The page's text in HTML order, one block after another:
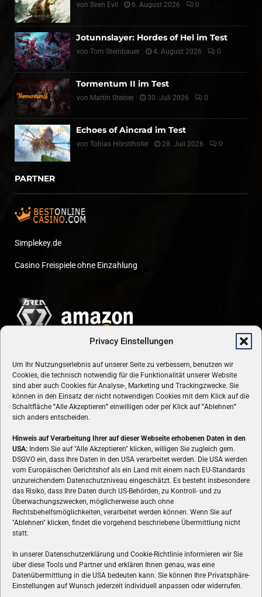
Privacy Einstellungen
Um Ihr Nutzungserlebnis auf unserer Seite zu verbessern, benutzen wir
Cookies, die technisch notwendig für die Funktionalität unserer Website
sind aber auch Cookies für Analyse-, Marketing und Trackingzwecke. Sie
können in den Einsatz der nicht notwendigen Cookies mit dem Klick auf die
Schaltfläche "Alle Akzeptieren" einwilligen oder per Klick auf"Ablehnen"
sich anders entscheiden.
Hinweis auf Verarbeitung Ihrer auf dieser Webseite erhobenen Daten in den
USA: Indem Sie auf "Alle Akzeptieren" klicken, willigen Sie zugleich gem.
DSGVO ein, dass Ihre Daten in den USA verarbeitet werden. Die USA werden
vom Europäischen Gerichtshof als ein Land mit einem nach EU-Standards
unzureichendem Datenschutzniveau eingeschätzt. Es besteht insbesondere
das Risiko, dass Ihre Daten durch US-Behörden, zu Kontroll- und zu
Überwachungszwecken, möglicherweise auch ohne
Rechtsbehelfsmöglichkeiten, verarbeitet werden können. Wenn Sie auf
"Ablehnen" klicken, findet die vorgehend beschriebene Übermittlung nicht
statt.
In unserer Datenschutzerklärung und Cookie-Richtlinie informieren wir Sie
über diese Tools und Partner und erklären Ihnen genau, was eine
Datenübermittlung in die USA bedeuten kann. Sie können Ihre Privatsphäre-
Einstellungen auf Wunsch jederzeit individuell anpassen oder widerrufen.
von Sven Evil 6. August 2026 0
Jotunnslayer: Hordes of Hel im Test
von Tom Steinbauer 4. August 2026 0
Tormentum II im Test
von Martin Steiner 30. Juli 2026 0
Echoes of Aincrad im Test
von Tobias Hörstlhofer 28. Juli 2026 0
PARTNER
Simplekey.de
Casino Freispiele ohne Einzahlung
ÜBER UNS
VON GAMERN, FÜR GAMER! Gamers.at ist das älteste Online-
Spielemagazin Österreichs und bringt täglich aktuelle News,
Reviews und Videos zu PC- und Konsolenspielen, Gaming-
Hardware und aus der Welt des e-Sport's.
FOLGE UNS